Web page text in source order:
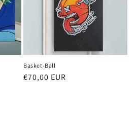
Basket-Ball
Prix
€70,00 EUR